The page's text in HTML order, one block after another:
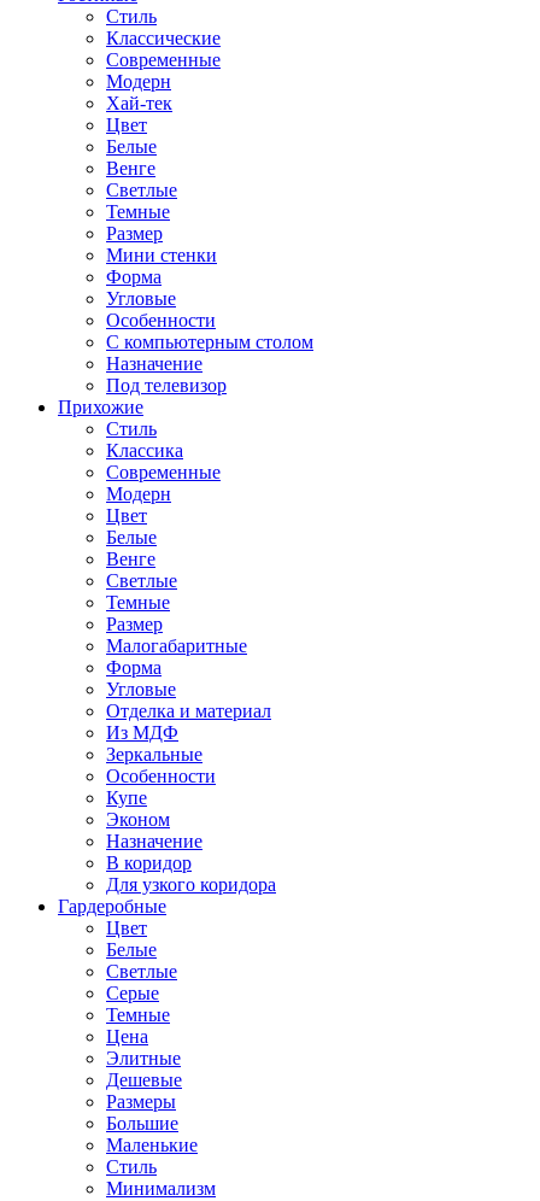
Стиль
Классические
Современные
Модерн
Хай-тек
Цвет
Белые
Венге
Светлые
Темные
Размер
Мини стенки
Форма
Угловые
Особенности
С компьютерным столом
Назначение
Под телевизор
Прихожие
Стиль
Классика
Современные
Модерн
Цвет
Белые
Венге
Светлые
Темные
Размер
Малогабаритные
Форма
Угловые
Отделка и материал
Из МДФ
Зеркальные
Особенности
Купе
Эконом
Назначение
В коридор
Для узкого коридора
Гардеробные
Цвет
Белые
Светлые
Серые
Темные
Цена
Элитные
Дешевые
Размеры
Большие
Маленькие
Стиль
Минимализм